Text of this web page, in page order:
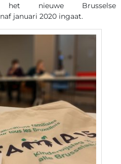
het nieuwe Brusselse
januari 2020 ingaat.